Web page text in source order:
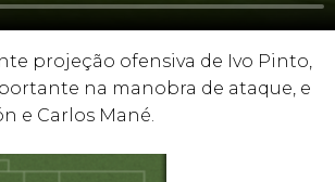
projeção ofensiva de Ivo Pinto,
na manobra de ataque, e
e Carlos Mané.